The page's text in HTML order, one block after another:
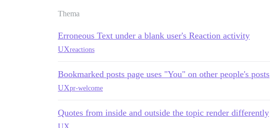
Thema
Erroneous Text under a blank user's Reaction activity
UXreactions
Bookmarked posts page uses "You" on other people's posts
UXpr-welcome
Quotes from inside and outside the topic render differently
UX